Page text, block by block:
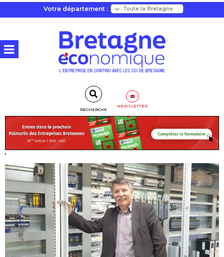
Votre département :
RECHERCHE
NEWSLETTER